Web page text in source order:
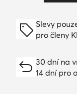
Slevy
pro členy
30 dní na
14 dní pro